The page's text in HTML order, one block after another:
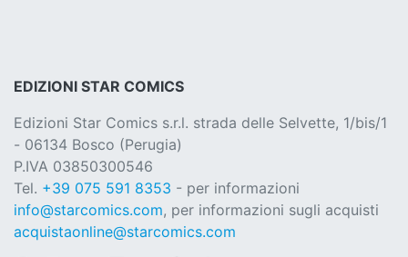
EDIZIONI STAR COMICS
Edizioni Star Comics s.r.l. strada delle Selvette, 1/bis/1
- 06134 Bosco (Perugia)
P.IVA 03850300546
Tel. +39 075 591 8353 - per informazioni
info@starcomics.com, per informazioni sugli acquisti
acquistaonline@starcomics.com